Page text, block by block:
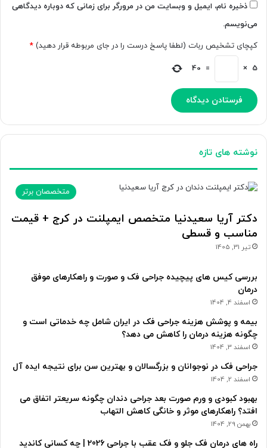
ذخیره نام، ایمیل و وبسایت من در مرورگر برای زمانی که دوباره دیدگاهی
می‌نویسم.
کپچای تشخیص ربات (لطفا پاسخ درست را در جای مربوطه قرار دهید) *
5
×
=
40
نوشته های تازه
متخصصان برتر
دکتر آریا سعیدنیا متخصص ایمپلنت در کرج + قیمت
مناسب و قسطی
تیر 31, 1405
بررسی کیس های پیچیده جراحی فک و صورت و راهکارهای موفق
درمان
اسفند 4, 1404
بیمه و پوشش هزینه جراحی فک در ایران شامل چه خدماتی است و
چگونه هزینه درمان را کاهش می دهد؟
اسفند 3, 1404
جراحی فک در نوجوانان و بزرگسالان و بهترین سن برای نتیجه ایده آل
اسفند 2, 1404
بهبود کبودی و ورم صورت بعد جراحی دندان چگونه سریعتر اتفاق می
افتد؟ راهکارهای موثر و خانگی کاهش التهاب
بهمن 29, 1404
راه های درمان فک جلو و فک عقب با جراحی 2026 | چه کسانی کاندید